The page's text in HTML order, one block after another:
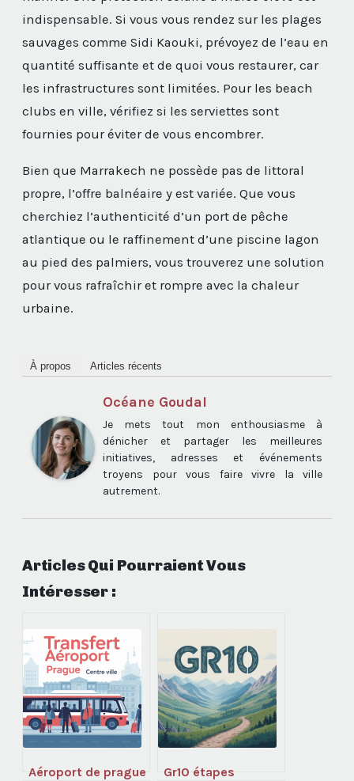
indispensable. Si vous vous rendez sur les plages
sauvages comme Sidi Kaouki, prévoyez de l’eau en
quantité suffisante et de quoi vous restaurer, car
les infrastructures sont limitées. Pour les beach
clubs en ville, vérifiez si les serviettes sont
fournies pour éviter de vous encombrer.
Bien que Marrakech ne possède pas de littoral
propre, l’offre balnéaire y est variée. Que vous
cherchiez l’authenticité d’un port de pêche
atlantique ou le raffinement d’une piscine lagon
au pied des palmiers, vous trouverez une solution
pour vous rafraîchir et rompre avec la chaleur
urbaine.
À propos Articles récents
Océane Goudal
Je mets tout mon enthousiasme à
dénicher et partager les meilleures
initiatives, adresses et événements
troyens pour vous faire vivre la ville
autrement.
Articles Qui Pourraient Vous
Intéresser :
Aéroport de prague
Gr10 étapes